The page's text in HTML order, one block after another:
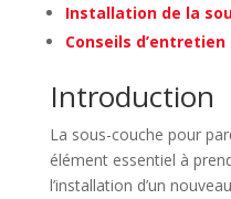
Installation de la
Conseils d’entretien
Introduction
La sous-couche pour
élément essentiel à
l’installation d’un